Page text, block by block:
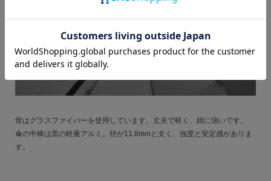
骨はグラスファイバーを使用しています。丈夫で軽く、錆に強いです。
傘の中棒は黒の軽量アルミ。径が11.8mmと太く、強度と安定感がありま
す。